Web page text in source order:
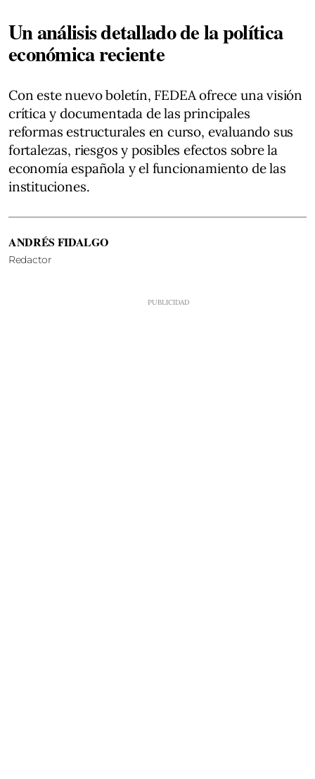
Un análisis detallado de la política
económica reciente
Con este nuevo boletín, FEDEA ofrece una visión
crítica y documentada de las principales
reformas estructurales en curso, evaluando sus
fortalezas, riesgos y posibles efectos sobre la
economía española y el funcionamiento de las
instituciones.
ANDRÉS FIDALGO
Redactor